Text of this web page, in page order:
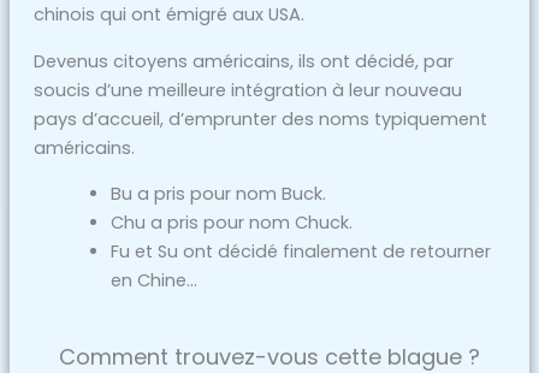
chinois qui ont émigré aux USA.
Devenus citoyens américains, ils ont décidé, par
soucis d’une meilleure intégration à leur nouveau
pays d’accueil, d’emprunter des noms typiquement
américains.
Bu a pris pour nom Buck.
Chu a pris pour nom Chuck.
Fu et Su ont décidé finalement de retourner
en Chine…
Comment trouvez-vous cette blague ?